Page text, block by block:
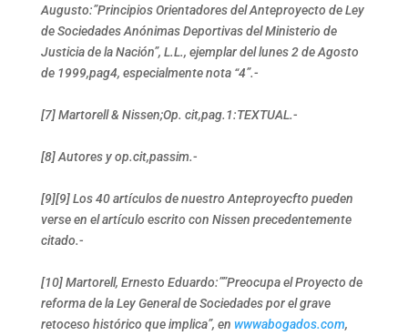
Augusto:”Principios Orientadores del Anteproyecto de Ley
de Sociedades Anónimas Deportivas del Ministerio de
Justicia de la Nación”, L.L., ejemplar del lunes 2 de Agosto
de 1999,pag4, especialmente nota “4”.-
[7] Martorell & Nissen;Op. cit,pag.1:TEXTUAL.-
[8] Autores y op.cit,passim.-
[9][9] Los 40 artículos de nuestro Anteproyecfto pueden
verse en el artículo escrito con Nissen precedentemente
citado.-
[10] Martorell, Ernesto Eduardo:””Preocupa el Proyecto de
reforma de la Ley General de Sociedades por el grave
retoceso histórico que implica”, en wwwabogados.com,